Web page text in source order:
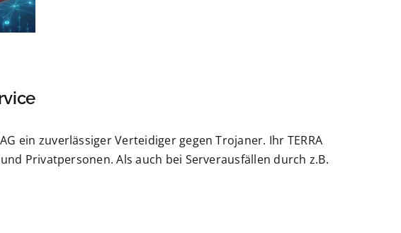
ein zuverlässiger Verteidiger gegen Trojaner. Ihr TERRA
Privatpersonen. Als auch bei Serverausfällen durch z.B.